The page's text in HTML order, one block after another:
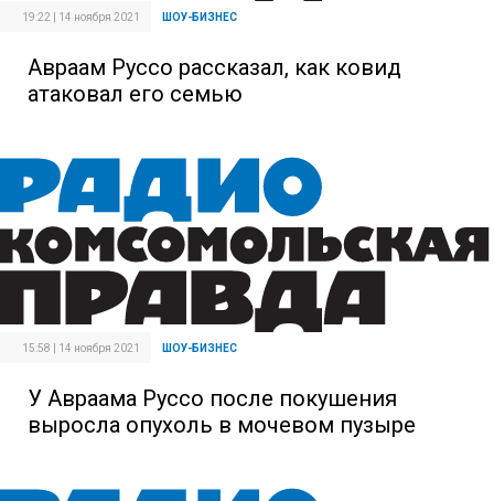
19:22 | 14 ноября 2021 ШОУ-БИЗНЕС
Авраам Руссо рассказал, как ковид
атаковал его семью
15:58 | 14 ноября 2021 ШОУ-БИЗНЕС
У Авраама Руссо после покушения
выросла опухоль в мочевом пузыре